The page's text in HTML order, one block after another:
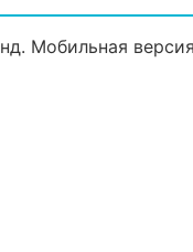
Мобильная